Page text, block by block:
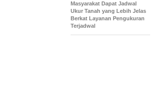
Masyarakat Dapat Jadwal
Ukur Tanah yang Lebih Jelas
Berkat Layanan Pengukuran
Terjadwal